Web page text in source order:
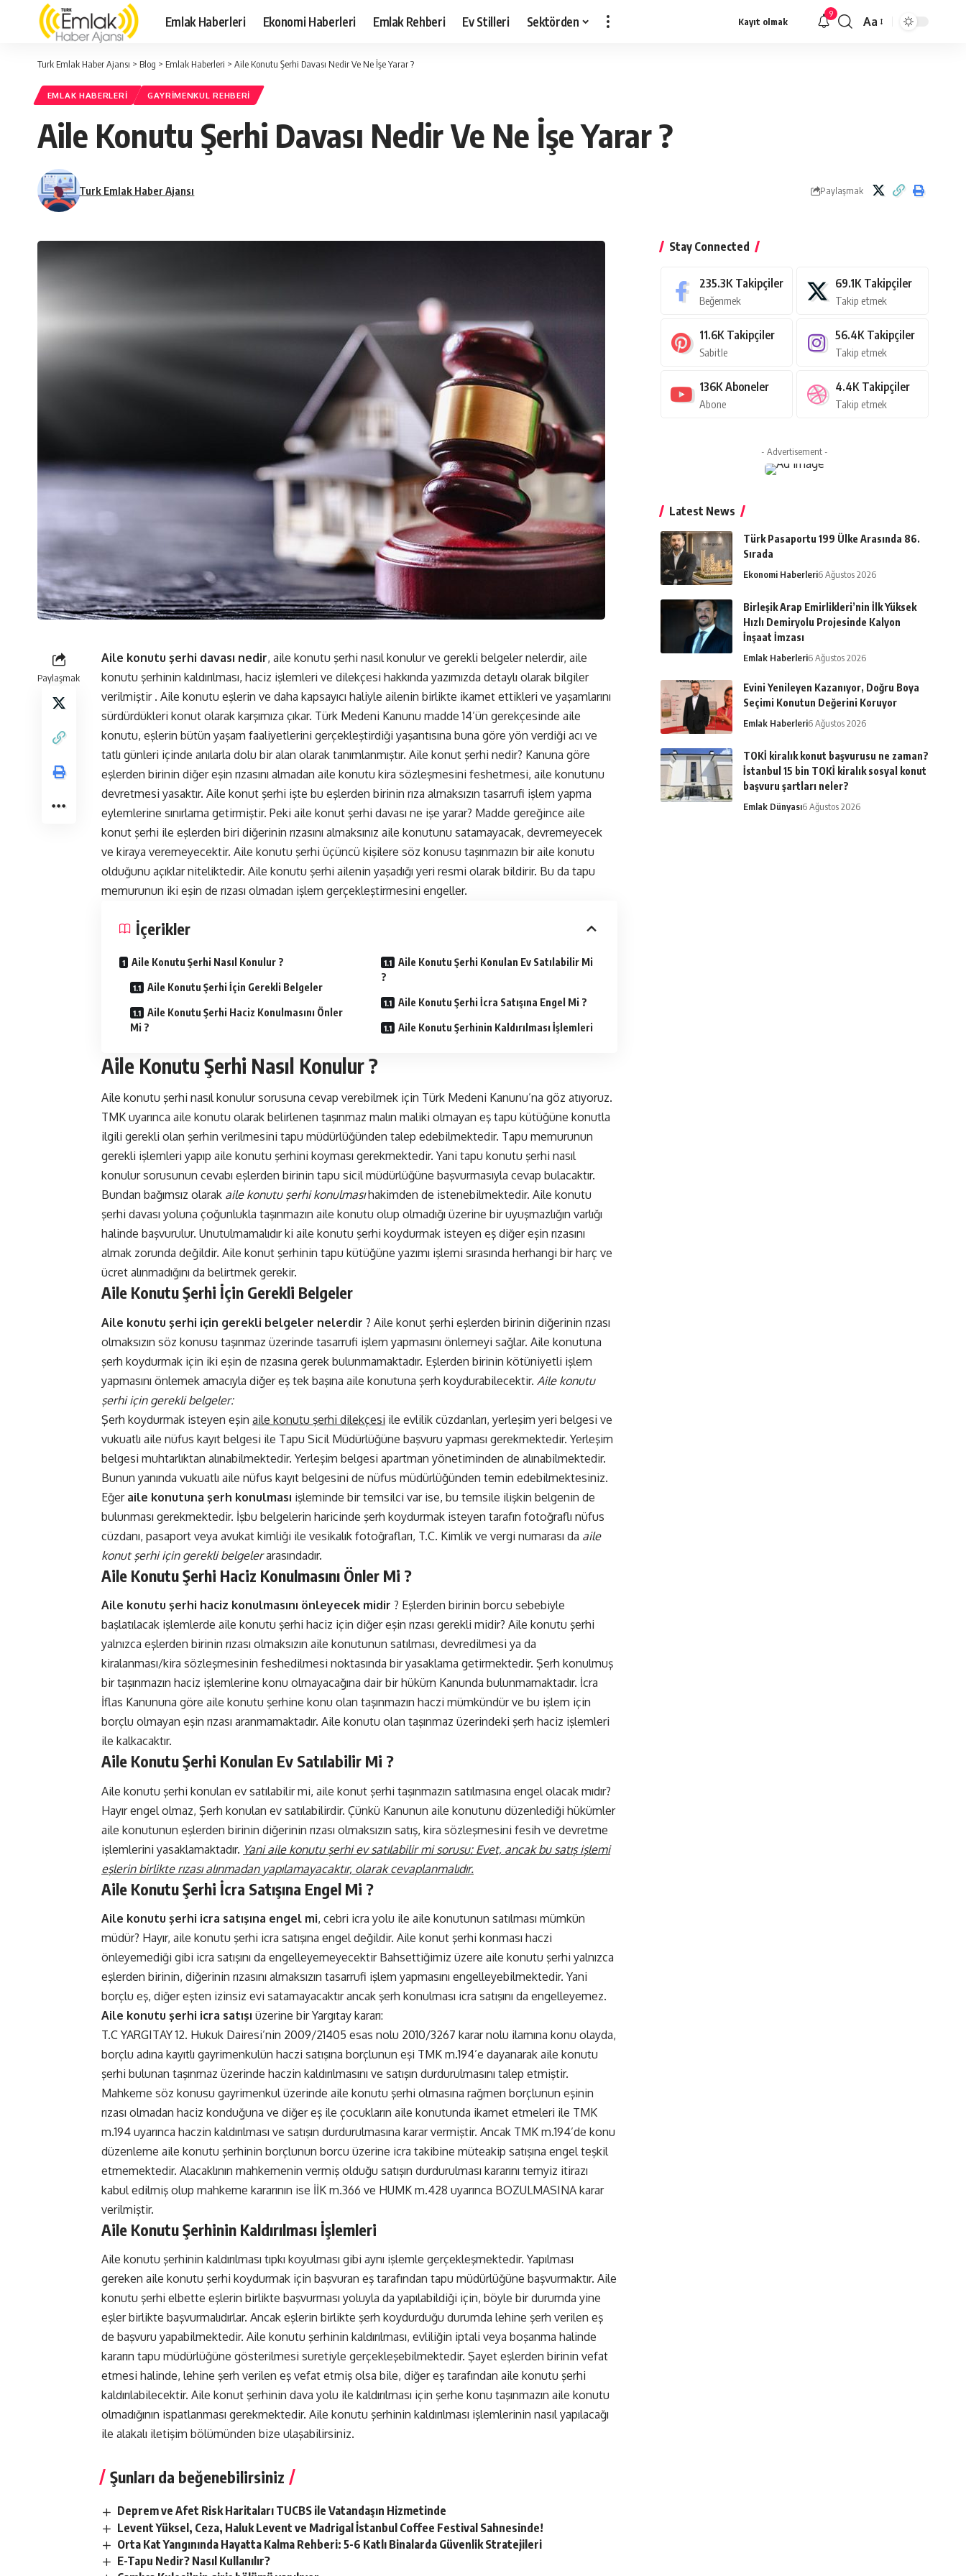
Emlak Haberleri Ekonomi Haberleri Emlak Rehberi Ev Stilleri Sektörden Kayıt olmak
9
Yazı
Aa
Turk Emlak Haber Ajansı > Blog > Emlak Haberleri > Aile Konutu Şerhi Davası Nedir Ve Ne İşe Yarar ?
EMLAK HABERLERI GAYRIMENKUL REHBERI
Aile Konutu Şerhi Davası Nedir Ve Ne İşe Yarar ?
Turk Emlak Haber Ajansı Paylaşmak
Paylaşmak
Aile konutu şerhi davası nedir, aile konutu şerhi nasıl konulur ve gerekli belgeler nelerdir, aile
konutu şerhinin kaldırılması, haciz işlemleri ve dilekçesi hakkında yazımızda detaylı olarak bilgiler
verilmiştir . Aile konutu eşlerin ve daha kapsayıcı haliyle ailenin birlikte ikamet ettikleri ve yaşamlarını
sürdürdükleri konut olarak karşımıza çıkar. Türk Medeni Kanunu madde 14’ün gerekçesinde aile
konutu, eşlerin bütün yaşam faaliyetlerini gerçekleştirdiği yaşantısına buna göre yön verdiği acı ve
tatlı günleri içinde anılarla dolu bir alan olarak tanımlanmıştır. Aile konut şerhi nedir? Kanuna göre
eşlerden birinin diğer eşin rızasını almadan aile konutu kira sözleşmesini feshetmesi, aile konutunu
devretmesi yasaktır. Aile konut şerhi işte bu eşlerden birinin rıza almaksızın tasarrufi işlem yapma
eylemlerine sınırlama getirmiştir. Peki aile konut şerhi davası ne işe yarar? Madde gereğince aile
konut şerhi ile eşlerden biri diğerinin rızasını almaksınız aile konutunu satamayacak, devremeyecek
ve kiraya veremeyecektir. Aile konutu şerhi üçüncü kişilere söz konusu taşınmazın bir aile konutu
olduğunu açıklar niteliktedir. Aile konutu şerhi ailenin yaşadığı yeri resmi olarak bildirir. Bu da tapu
memurunun iki eşin de rızası olmadan işlem gerçekleştirmesini engeller.
İçerikler
Aile Konutu Şerhi Nasıl Konulur ?
Aile Konutu Şerhi İçin Gerekli Belgeler
Aile Konutu Şerhi Haciz Konulmasını Önler
Mi ?
Aile Konutu Şerhi Konulan Ev Satılabilir Mi
?
Aile Konutu Şerhi İcra Satışına Engel Mi ?
Aile Konutu Şerhinin Kaldırılması İşlemleri
Aile Konutu Şerhi Nasıl Konulur ?
Aile konutu şerhi nasıl konulur sorusuna cevap verebilmek için Türk Medeni Kanunu’na göz atıyoruz.
TMK uyarınca aile konutu olarak belirlenen taşınmaz malın maliki olmayan eş tapu kütüğüne konutla
ilgili gerekli olan şerhin verilmesini tapu müdürlüğünden talep edebilmektedir. Tapu memurunun
gerekli işlemleri yapıp aile konutu şerhini koyması gerekmektedir. Yani tapu konutu şerhi nasıl
konulur sorusunun cevabı eşlerden birinin tapu sicil müdürlüğüne başvurmasıyla cevap bulacaktır.
Bundan bağımsız olarak aile konutu şerhi konulmasıhakimden de istenebilmektedir. Aile konutu
şerhi davası yoluna çoğunlukla taşınmazın aile konutu olup olmadığı üzerine bir uyuşmazlığın varlığı
halinde başvurulur. Unutulmamalıdır ki aile konutu şerhi koydurmak isteyen eş diğer eşin rızasını
almak zorunda değildir. Aile konut şerhinin tapu kütüğüne yazımı işlemi sırasında herhangi bir harç ve
ücret alınmadığını da belirtmek gerekir.
Aile Konutu Şerhi İçin Gerekli Belgeler
Aile konutu şerhi için gerekli belgeler nelerdir ? Aile konut şerhi eşlerden birinin diğerinin rızası
olmaksızın söz konusu taşınmaz üzerinde tasarrufi işlem yapmasını önlemeyi sağlar. Aile konutuna
şerh koydurmak için iki eşin de rızasına gerek bulunmamaktadır. Eşlerden birinin kötüniyetli işlem
yapmasını önlemek amacıyla diğer eş tek başına aile konutuna şerh koydurabilecektir. Aile konutu
şerhi için gerekli belgeler:
Şerh koydurmak isteyen eşin aile konutu şerhi dilekçesi ile evlilik cüzdanları, yerleşim yeri belgesi ve
vukuatlı aile nüfus kayıt belgesi ile Tapu Sicil Müdürlüğüne başvuru yapması gerekmektedir. Yerleşim
belgesi muhtarlıktan alınabilmektedir. Yerleşim belgesi apartman yönetiminden de alınabilmektedir.
Bunun yanında vukuatlı aile nüfus kayıt belgesini de nüfus müdürlüğünden temin edebilmektesiniz.
Eğer aile konutuna şerh konulması işleminde bir temsilci var ise, bu temsile ilişkin belgenin de
bulunması gerekmektedir. İşbu belgelerin haricinde şerh koydurmak isteyen tarafın fotoğraflı nüfus
cüzdanı, pasaport veya avukat kimliği ile vesikalık fotoğrafları, T.C. Kimlik ve vergi numarası da aile
konut şerhi için gerekli belgelerarasındadır.
Aile Konutu Şerhi Haciz Konulmasını Önler Mi ?
Aile konutu şerhi haciz konulmasını önleyecek midir ? Eşlerden birinin borcu sebebiyle
başlatılacak işlemlerde aile konutu şerhi haciz için diğer eşin rızası gerekli midir? Aile konutu şerhi
yalnızca eşlerden birinin rızası olmaksızın aile konutunun satılması, devredilmesi ya da
kiralanması/kira sözleşmesinin feshedilmesi noktasında bir yasaklama getirmektedir. Şerh konulmuş
bir taşınmazın haciz işlemlerine konu olmayacağına dair bir hüküm Kanunda bulunmamaktadır. İcra
İflas Kanununa göre aile konutu şerhine konu olan taşınmazın haczi mümkündür ve bu işlem için
borçlu olmayan eşin rızası aranmamaktadır. Aile konutu olan taşınmaz üzerindeki şerh haciz işlemleri
ile kalkacaktır.
Aile Konutu Şerhi Konulan Ev Satılabilir Mi ?
Aile konutu şerhi konulan ev satılabilir mi, aile konut şerhi taşınmazın satılmasına engel olacak mıdır?
Hayır engel olmaz, Şerh konulan ev satılabilirdir. Çünkü Kanunun aile konutunu düzenlediği hükümler
aile konutunun eşlerden birinin diğerinin rızası olmaksızın satış, kira sözleşmesini fesih ve devretme
işlemlerini yasaklamaktadır. Yani aile konutu şerhi ev satılabilir mi sorusu: Evet, ancak bu satış işlemi
eşlerin birlikte rızası alınmadan yapılamayacaktır, olarak cevaplanmalıdır.
Aile Konutu Şerhi İcra Satışına Engel Mi ?
Aile konutu şerhi icra satışına engel mi, cebri icra yolu ile aile konutunun satılması mümkün
müdür? Hayır, aile konutu şerhi icra satışına engel değildir. Aile konut şerhi konması haczi
önleyemediği gibi icra satışını da engelleyemeyecektir Bahsettiğimiz üzere aile konutu şerhi yalnızca
eşlerden birinin, diğerinin rızasını almaksızın tasarrufi işlem yapmasını engelleyebilmektedir. Yani
borçlu eş, diğer eşten izinsiz evi satamayacaktır ancak şerh konulması icra satışını da engelleyemez.
Aile konutu şerhi icra satışı üzerine bir Yargıtay kararı:
T.C YARGITAY 12. Hukuk Dairesi’nin 2009/21405 esas nolu 2010/3267 karar nolu ilamına konu olayda,
borçlu adına kayıtlı gayrimenkulün haczi satışına borçlunun eşi TMK m.194’e dayanarak aile konutu
şerhi bulunan taşınmaz üzerinde haczin kaldırılmasını ve satışın durdurulmasını talep etmiştir.
Mahkeme söz konusu gayrimenkul üzerinde aile konutu şerhi olmasına rağmen borçlunun eşinin
rızası olmadan haciz konduğuna ve diğer eş ile çocukların aile konutunda ikamet etmeleri ile TMK
m.194 uyarınca haczin kaldırılması ve satışın durdurulmasına karar vermiştir. Ancak TMK m.194’de konu
düzenleme aile konutu şerhinin borçlunun borcu üzerine icra takibine müteakip satışına engel teşkil
etmemektedir. Alacaklının mahkemenin vermiş olduğu satışın durdurulması kararını temyiz itirazı
kabul edilmiş olup mahkeme kararının ise İİK m.366 ve HUMK m.428 uyarınca BOZULMASINA karar
verilmiştir.
Aile Konutu Şerhinin Kaldırılması İşlemleri
Aile konutu şerhinin kaldırılması tıpkı koyulması gibi aynı işlemle gerçekleşmektedir. Yapılması
gereken aile konutu şerhi koydurmak için başvuran eş tarafından tapu müdürlüğüne başvurmaktır. Aile
konutu şerhi elbette eşlerin birlikte başvurması yoluyla da yapılabildiği için, böyle bir durumda yine
eşler birlikte başvurmalıdırlar. Ancak eşlerin birlikte şerh koydurduğu durumda lehine şerh verilen eş
de başvuru yapabilmektedir. Aile konutu şerhinin kaldırılması, evliliğin iptali veya boşanma halinde
kararın tapu müdürlüğüne gösterilmesi suretiyle gerçekleşebilmektedir. Şayet eşlerden birinin vefat
etmesi halinde, lehine şerh verilen eş vefat etmiş olsa bile, diğer eş tarafından aile konutu şerhi
kaldırılabilecektir. Aile konut şerhinin dava yolu ile kaldırılması için şerhe konu taşınmazın aile konutu
olmadığının ispatlanması gerekmektedir. Aile konutu şerhinin kaldırılması işlemlerinin nasıl yapılacağı
ile alakalı iletişim bölümünden bize ulaşabilirsiniz.
Şunları da beğenebilirsiniz
Deprem ve Afet Risk Haritaları TUCBS ile Vatandaşın Hizmetinde
Levent Yüksel, Ceza, Haluk Levent ve Madrigal İstanbul Coffee Festival Sahnesinde!
Orta Kat Yangınında Hayatta Kalma Rehberi: 5-6 Katlı Binalarda Güvenlik Stratejileri
E-Tapu Nedir? Nasıl Kullanılır?
Stay Connected
235.3K Takipçiler
Beğenmek
69.1K Takipçiler
Takip etmek
11.6K Takipçiler
Sabitle
56.4K Takipçiler
Takip etmek
136K Aboneler
Abone
4.4K Takipçiler
Takip etmek
- Advertisement -
Latest News
Türk Pasaportu 199 Ülke Arasında 86.
Sırada
Ekonomi Haberleri6 Ağustos 2026
Birleşik Arap Emirlikleri’nin İlk Yüksek
Hızlı Demiryolu Projesinde Kalyon
İnşaat İmzası
Emlak Haberleri6 Ağustos 2026
Evini Yenileyen Kazanıyor, Doğru Boya
Seçimi Konutun Değerini Koruyor
Emlak Haberleri6 Ağustos 2026
TOKİ kiralık konut başvurusu ne zaman?
İstanbul 15 bin TOKİ kiralık sosyal konut
başvuru şartları neler?
Emlak Dünyası6 Ağustos 2026